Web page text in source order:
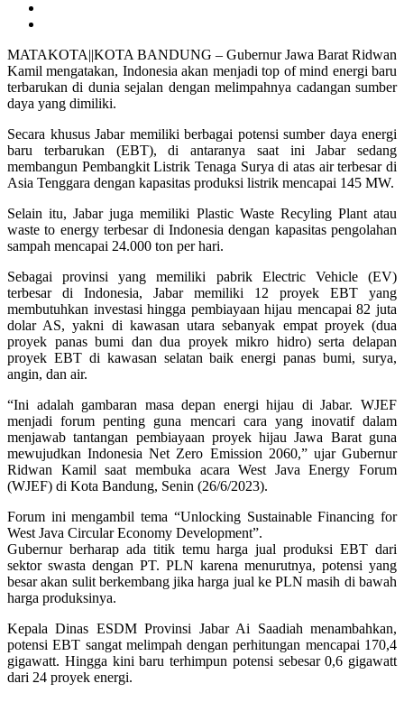
MATAKOTA||KOTA BANDUNG – Gubernur Jawa Barat Ridwan
Kamil mengatakan, Indonesia akan menjadi top of mind energi baru
terbarukan di dunia sejalan dengan melimpahnya cadangan sumber
daya yang dimiliki.
Secara khusus Jabar memiliki berbagai potensi sumber daya energi
baru terbarukan (EBT), di antaranya saat ini Jabar sedang
membangun Pembangkit Listrik Tenaga Surya di atas air terbesar di
Asia Tenggara dengan kapasitas produksi listrik mencapai 145 MW.
Selain itu, Jabar juga memiliki Plastic Waste Recyling Plant atau
waste to energy terbesar di Indonesia dengan kapasitas pengolahan
sampah mencapai 24.000 ton per hari.
Sebagai provinsi yang memiliki pabrik Electric Vehicle (EV)
terbesar di Indonesia, Jabar memiliki 12 proyek EBT yang
membutuhkan investasi hingga pembiayaan hijau mencapai 82 juta
dolar AS, yakni di kawasan utara sebanyak empat proyek (dua
proyek panas bumi dan dua proyek mikro hidro) serta delapan
proyek EBT di kawasan selatan baik energi panas bumi, surya,
angin, dan air.
“Ini adalah gambaran masa depan energi hijau di Jabar. WJEF
menjadi forum penting guna mencari cara yang inovatif dalam
menjawab tantangan pembiayaan proyek hijau Jawa Barat guna
mewujudkan Indonesia Net Zero Emission 2060,” ujar Gubernur
Ridwan Kamil saat membuka acara West Java Energy Forum
(WJEF) di Kota Bandung, Senin (26/6/2023).
Forum ini mengambil tema “Unlocking Sustainable Financing for
West Java Circular Economy Development”.
Gubernur berharap ada titik temu harga jual produksi EBT dari
sektor swasta dengan PT. PLN karena menurutnya, potensi yang
besar akan sulit berkembang jika harga jual ke PLN masih di bawah
harga produksinya.
Kepala Dinas ESDM Provinsi Jabar Ai Saadiah menambahkan,
potensi EBT sangat melimpah dengan perhitungan mencapai 170,4
gigawatt. Hingga kini baru terhimpun potensi sebesar 0,6 gigawatt
dari 24 proyek energi.